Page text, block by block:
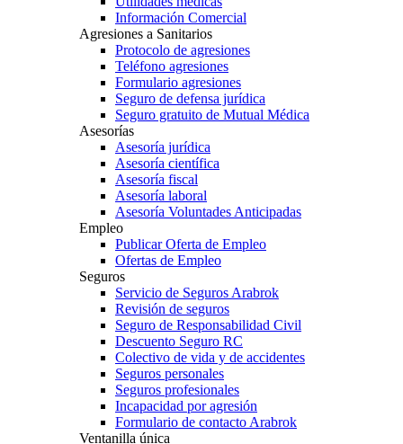
Información Comercial
Agresiones a Sanitarios
Protocolo de agresiones
Teléfono agresiones
Formulario agresiones
Seguro de defensa jurídica
Seguro gratuito de Mutual Médica
Asesorías
Asesoría jurídica
Asesoría científica
Asesoría fiscal
Asesoría laboral
Asesoría Voluntades Anticipadas
Empleo
Publicar Oferta de Empleo
Ofertas de Empleo
Seguros
Servicio de Seguros Arabrok
Revisión de seguros
Seguro de Responsabilidad Civil
Descuento Seguro RC
Colectivo de vida y de accidentes
Seguros personales
Seguros profesionales
Incapacidad por agresión
Formulario de contacto Arabrok
Ventanilla única